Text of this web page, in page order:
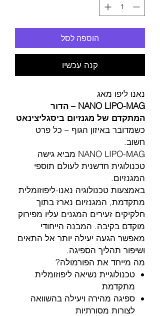
הוספה לסל
קנה עכשיו
נאנו ליפו מאג
NANO LIPO-MAG – הדור
המתקדם של מגנזיום ביסגליצינאט
כשמדובר באיזון הגוף – כל פרט
חשוב.
NANO LIPO-MAG מביא גישה
טכנולוגית חדשנית לעולם תוספי
המגנזיום.
באמצעות טכנולוגיה נאנו-ליפוזומלית
מתקדמת, המגנזיום נארז בתוך
חלקיקים זעירים המגנים עליו מפירוק
מוקדם בקיבה. המבנה הייחודי
מאפשר הגעה יעילה יותר אל התאים
ושיפור תהליך הספיגה.
מה מייחד את הפורמולה?
טכנולוגיית נשיאה ליפוזומלית
מתקדמת
ספיגה מהירה ויעילה בהשוואה
לצורות מסורתיות